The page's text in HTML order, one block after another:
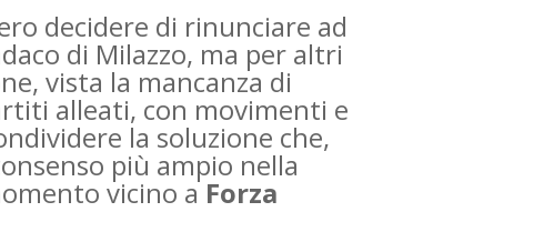
decidere di rinunciare ad
di Milazzo, ma per altri
vista la mancanza di
alleati, con movimenti e
la soluzione che,
più ampio nella
vicino a Forza